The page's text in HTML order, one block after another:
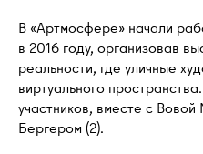
В «Артмосфере» начали
в 2016 году, организовав
реальности, где уличные
виртуального
участников, вместе с
Бергером (2).